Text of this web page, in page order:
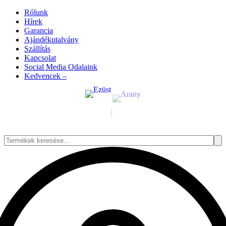
Rólunk
Hírek
Garancia
Ajándékutalvány
Szállítás
Kapcsolat
Social Media Odalaink
Kedvencek –
Keresés
következőre: